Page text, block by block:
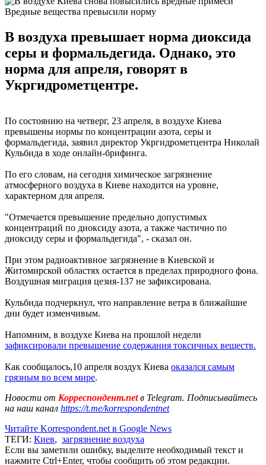
Вредные вещества превысили норму
В воздуха превышает норма диоксида
серы и формальдегида. Однако, это
норма для апреля, говорят в
Укргидрометцентре.
По состоянию на четверг, 23 апреля, в воздухе Киева
превышены нормы по концентрации азота, серы и
формальдегида, заявил директор Укргидрометцентра Николай
Кульбида в ходе онлайн-брифинга.
По его словам, на сегодня химическое загрязнение
атмосферного воздуха в Киеве находится на уровне,
характерном для апреля.
"Отмечается превышение предельно допустимых
концентраций по диоксиду азота, а также частично по
диоксиду серы и формальдегида", - сказал он.
При этом радиоактивное загрязнение в Киевской и
Житомирской областях остается в пределах природного фона.
Воздушная миграция цезия-137 не зафиксирована.
Кульбида подчеркнул, что направление ветра в ближайшие
дни будет изменчивым.
Напомним, в воздухе Киева на прошлой недели
зафиксировали превышение содержания токсичных веществ.
Как сообщалось,10 апреля воздух Киева оказался самым
грязным во всем мире.
Новости от Корреспондент.netв Telegram. Подписывайтесь
на наш канал https://t.me/korrespondentnet
Читайте Korrespondent.net в Google News
ТЕГИ: Киев, загрязнение воздуха
Если вы заметили ошибку, выделите необходимый текст и
нажмите Ctrl+Enter, чтобы сообщить об этом редакции.